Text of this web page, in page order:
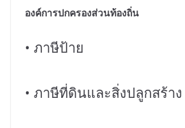
องค์การปกครองส่วนท้องถิ่น
• ภาษีป้าย
• ภาษีที่ดินและสิ่งปลูกสร้าง